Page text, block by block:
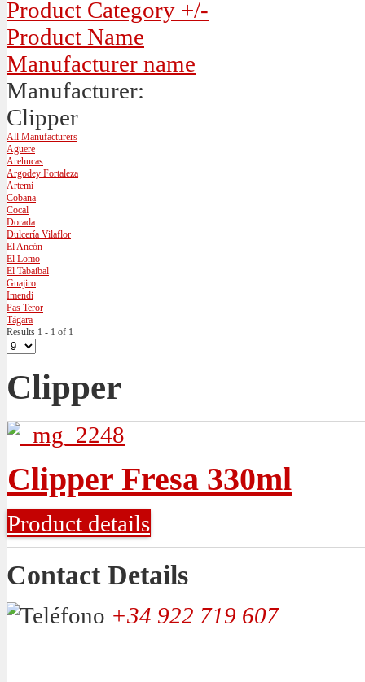
Product Category +/-
Product Name
Manufacturer name
Manufacturer:
Clipper
All Manufacturers
Aguere
Arehucas
Argodey Fortaleza
Artemi
Cobana
Cocal
Dorada
Dulcería Vilaflor
El Ancón
El Lomo
El Tabaibal
Guajiro
Imendi
Pas Teror
Tágara
Results 1 - 1 of 1
Clipper
Clipper Fresa 330ml
Product details
Contact Details
+34 922 719 607